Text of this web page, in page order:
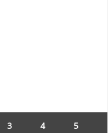
3 4 5